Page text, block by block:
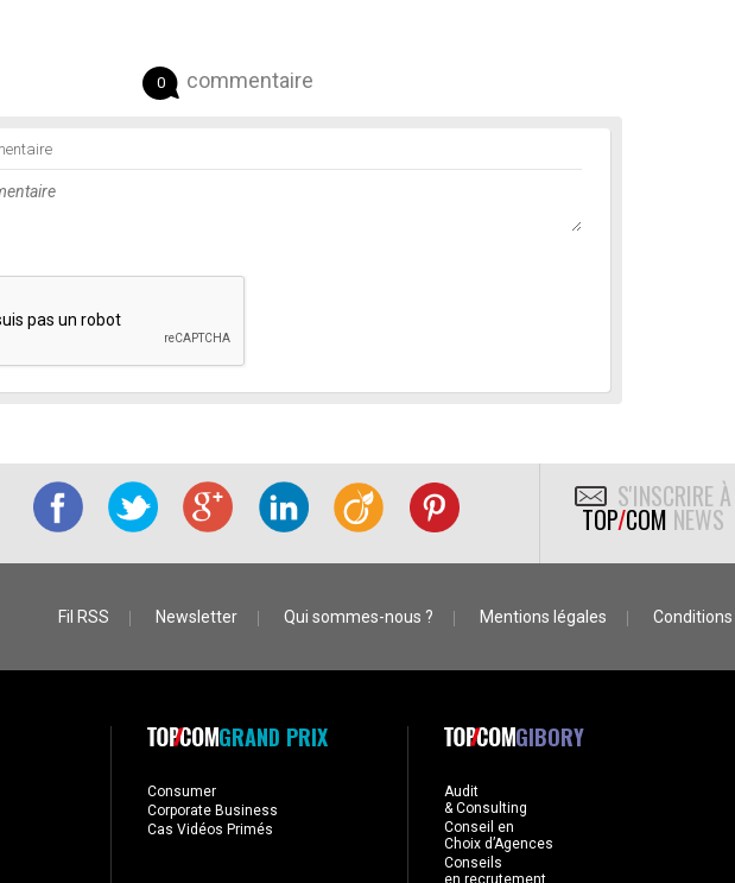
0 commentaire
S'INSCRIRE À
TOP/COM NEWS
Fil RSS Newsletter Qui sommes-nous ? Mentions légales Conditions
GRAND PRIX
Consumer
Corporate Business
Cas Vidéos Primés
GIBORY
Audit
& Consulting
Conseil en
Choix d’Agences
Conseils
en recrutement